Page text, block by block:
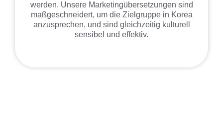
werden. Unsere Marketingübersetzungen sind
maßgeschneidert, um die Zielgruppe in Korea
anzusprechen, und sind gleichzeitig kulturell
sensibel und effektiv.